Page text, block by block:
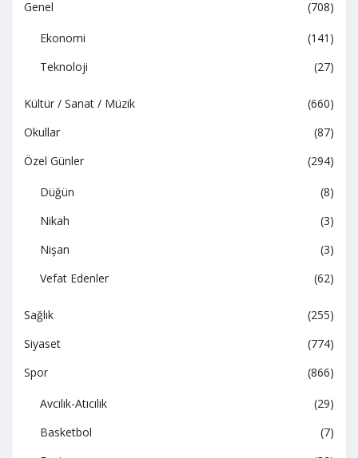
Genel
(708)
Ekonomi
(141)
Teknoloji
(27)
Kültür / Sanat / Müzik
(660)
Okullar
(87)
Özel Günler
(294)
Düğün
(8)
Nikah
(3)
Nişan
(3)
Vefat Edenler
(62)
Sağlık
(255)
Siyaset
(774)
Spor
(866)
Avcılık-Atıcılık
(29)
Basketbol
(7)